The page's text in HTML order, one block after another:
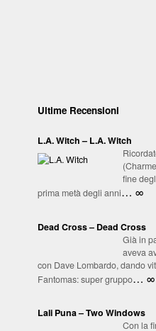
Ultime Recensioni
L.A. Witch – L.A. Witch
fine
prima metà degli anni… ∞
Dead Cross – Dead Cross
Già in
aveva
con Dave Lombardo, dando
Fantomas: super gruppo… ∞
Lali Puna – Two Windows
Con la